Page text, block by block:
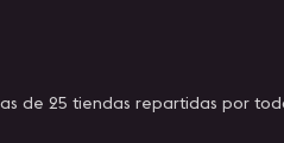
de 25 tiendas repartidas por